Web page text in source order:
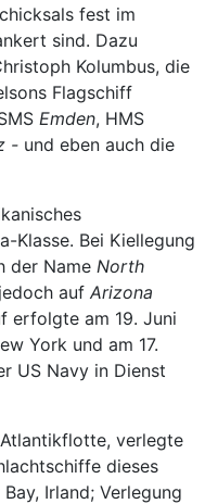
fest im
sind. Dazu
Kolumbus, die
Flagschiff
Emden, HMS
- und eben auch die
Klasse. Bei Kiellegung
der Name North
auf Arizona
erfolgte am 19. Juni
York und am 17.
US Navy in Dienst
verlegte
dieses
Irland; Verlegung